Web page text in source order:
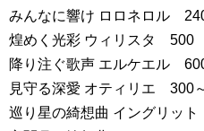
みんなに響け ロロネロル
煌めく光彩 ウィリスタ 500
降り注ぐ歌声 エルケエル
見守る深愛 オティリエ 300
巡り星の綺想曲 イングリッ